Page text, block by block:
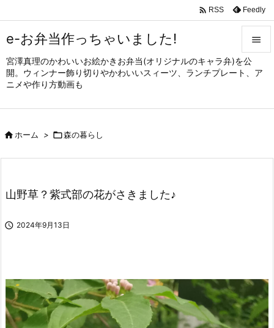
e-お弁当作っちゃいました!
宮澤真理のかわいいお絵かきお弁当(オリジナルのキャラ弁)を公
開。ウィンナー飾り切りやかわいいスィーツ、ランチプレート、ア
ニメや作り方動画も


メニュ
サイド

 RSS Feedly
ホーム > 森の暮らし
山野草？紫式部の花がさきました♪
 2024年9月13日